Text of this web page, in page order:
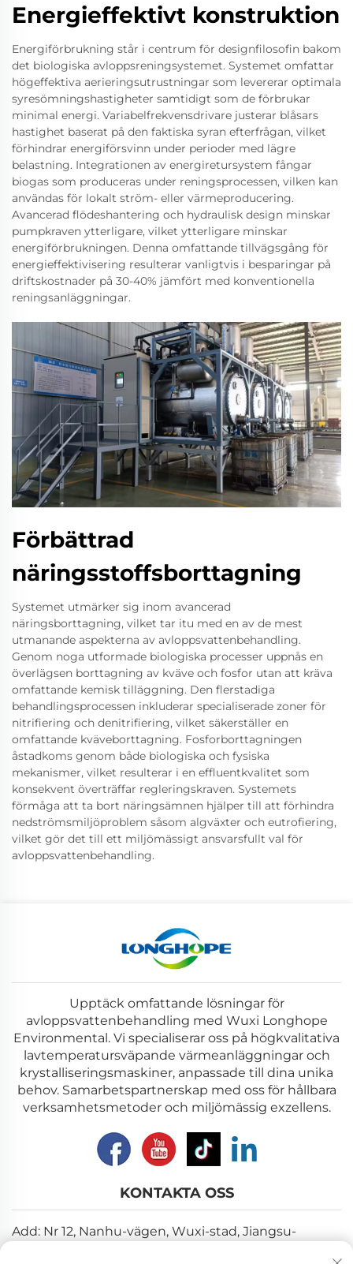
Energieffektivt konstruktion
Energiförbrukning står i centrum för designfilosofin bakom
det biologiska avloppsreningsystemet. Systemet omfattar
högeffektiva aerieringsutrustningar som levererar optimala
syresömningshastigheter samtidigt som de förbrukar
minimal energi. Variabelfrekvensdrivare justerar blåsars
hastighet baserat på den faktiska syran efterfrågan, vilket
förhindrar energiförsvinn under perioder med lägre
belastning. Integrationen av energiretursystem fångar
biogas som produceras under reningsprocessen, vilken kan
användas för lokalt ström- eller värmeproducering.
Avancerad flödeshantering och hydraulisk design minskar
pumpkraven ytterligare, vilket ytterligare minskar
energiförbrukningen. Denna omfattande tillvägsgång för
energieffektivisering resulterar vanligtvis i besparingar på
driftskostnader på 30-40% jämfört med konventionella
reningsanläggningar.
Förbättrad
näringsstoffsborttagning
Systemet utmärker sig inom avancerad
näringsborttagning, vilket tar itu med en av de mest
utmanande aspekterna av avloppsvattenbehandling.
Genom noga utformade biologiska processer uppnås en
överlägsen borttagning av kväve och fosfor utan att kräva
omfattande kemisk tilläggning. Den flerstadiga
behandlingsprocessen inkluderar specialiserade zoner för
nitrifiering och denitrifiering, vilket säkerställer en
omfattande kväveborttagning. Fosforborttagningen
åstadkoms genom både biologiska och fysiska
mekanismer, vilket resulterar i en effluentkvalitet som
konsekvent överträffar regleringskraven. Systemets
förmåga att ta bort näringsämnen hjälper till att förhindra
nedströmsmiljöproblem såsom algväxter och eutrofiering,
vilket gör det till ett miljömässigt ansvarsfullt val för
avloppsvattenbehandling.
Upptäck omfattande lösningar för
avloppsvattenbehandling med Wuxi Longhope
Environmental. Vi specialiserar oss på högkvalitativa
lavtemperatursväpande värmeanläggningar och
krystalliseringsmaskiner, anpassade till dina unika
behov. Samarbetspartnerskap med oss för hållbara
verksamhetsmetoder och miljömässig exzellens.
KONTAKTA OSS
Add: Nr 12, Nanhu-vägen, Wuxi-stad, Jiangsu-